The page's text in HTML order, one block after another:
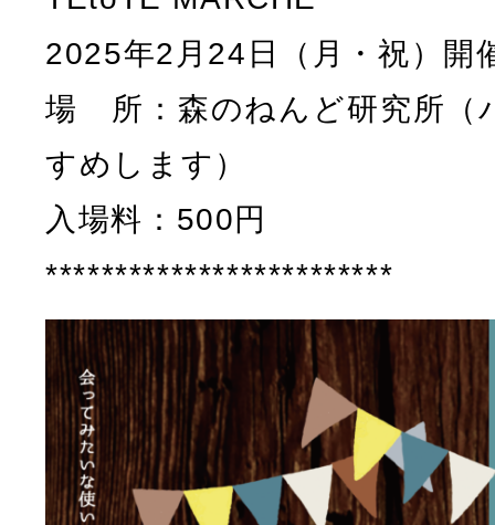
2025年2月24日（月・祝）開
場 所：森のねんど研究所（
すめします）
入場料：500円
*************************